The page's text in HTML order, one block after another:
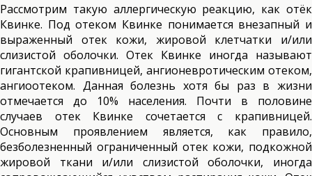
Рассмотрим такую аллергическую реакцию, как отёк
Квинке. Под отеком Квинке понимается внезапный и
выраженный отек кожи, жировой клетчатки и/или
слизистой оболочки. Отек Квинке иногда называют
гигантской крапивницей, ангионевротическим отеком,
ангиоотеком. Данная болезнь хотя бы раз в жизни
отмечается до 10% населения. Почти в половине
случаев отек Квинке сочетается с крапивницей.
Основным проявлением является, как правило,
безболезненный ограниченный отек кожи, подкожной
жировой ткани и/или слизистой оболочки, иногда